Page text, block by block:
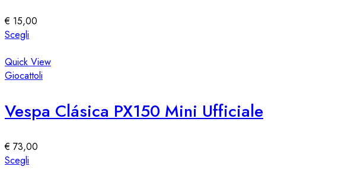
essere
pagina
del
€ 15,00
Scegli
ha
più
opzioni
essere
Quick View
Giocattoli
Vespa Clásica PX150 Mini Ufficiale
€ 73,00
Scegli